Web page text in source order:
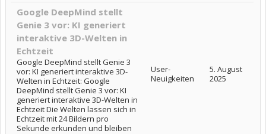
Google DeepMind stellt
Genie 3 vor: KI generiert
interaktive 3D-Welten in
Echtzeit
Google DeepMind stellt Genie 3
vor: KI generiert interaktive 3D-
Welten in Echtzeit: Google
DeepMind stellt Genie 3 vor: KI
generiert interaktive 3D-Welten in
Echtzeit Die Welten lassen sich in
Echtzeit mit 24 Bildern pro
Sekunde erkunden und bleiben
User-
Neuigkeiten
5. August
2025